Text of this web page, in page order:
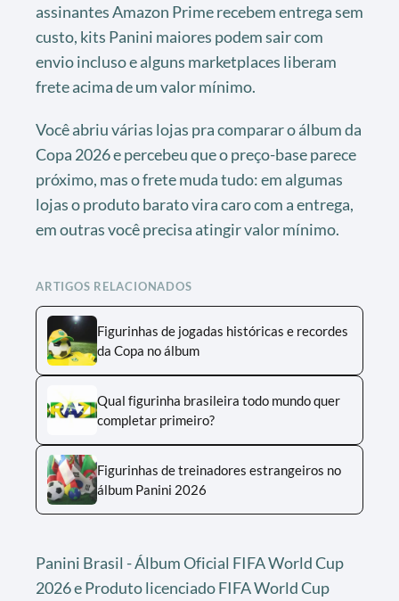
assinantes Amazon Prime recebem entrega sem
custo, kits Panini maiores podem sair com
envio incluso e alguns marketplaces liberam
frete acima de um valor mínimo.
Você abriu várias lojas pra comparar o álbum da
Copa 2026 e percebeu que o preço-base parece
próximo, mas o frete muda tudo: em algumas
lojas o produto barato vira caro com a entrega,
em outras você precisa atingir valor mínimo.
ARTIGOS RELACIONADOS
Figurinhas de jogadas históricas e recordes
da Copa no álbum
Qual figurinha brasileira todo mundo quer
completar primeiro?
Figurinhas de treinadores estrangeiros no
álbum Panini 2026
Panini Brasil - Álbum Oficial FIFA World Cup
2026 e Produto licenciado FIFA World Cup